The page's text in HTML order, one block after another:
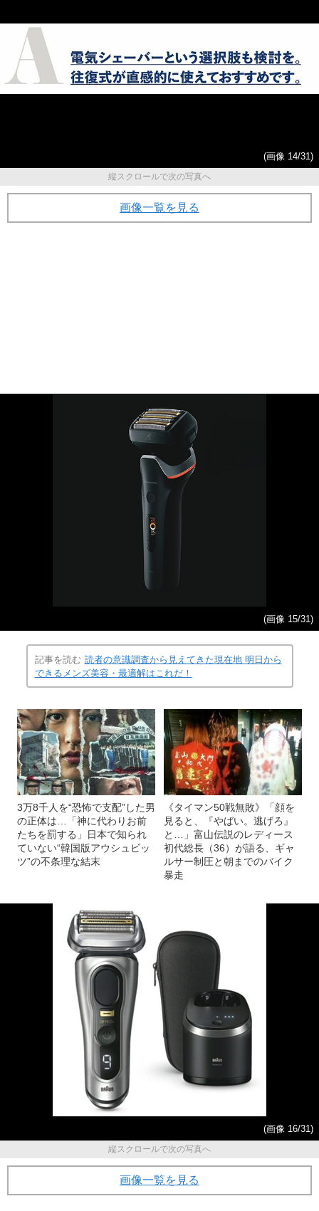
(画像 14/31)
縦スクロールで次の写真へ
画像一覧を見る
(画像 15/31)
記事を読む 読者の意識調査から見えてきた現在地 明日から
できるメンズ美容・最適解はこれだ！
3万8千人を“恐怖で支配”した男
の正体は…「神に代わりお前
たちを罰する」日本で知られ
ていない“韓国版アウシュビッ
ツ”の不条理な結末
《タイマン50戦無敗》「顔を
見ると、『やばい。逃げろ』
と…」富山伝説のレディース
初代総長（36）が語る、ギャ
ルサー制圧と朝までのバイク
暴走
(画像 16/31)
縦スクロールで次の写真へ
画像一覧を見る